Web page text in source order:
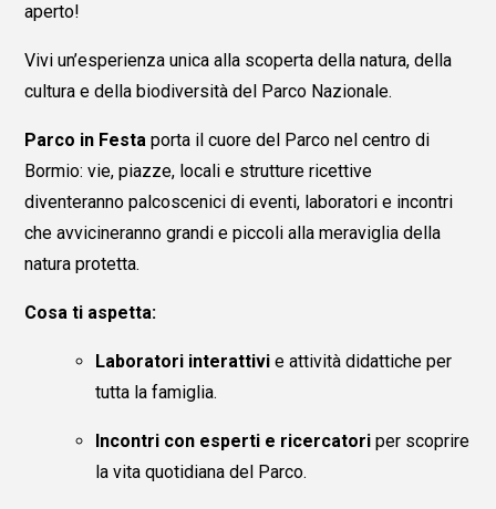
aperto!
Vivi un’esperienza unica alla scoperta della natura, della
cultura e della biodiversità del Parco Nazionale.
Parco in Festa porta il cuore del Parco nel centro di
Bormio: vie, piazze, locali e strutture ricettive
diventeranno palcoscenici di eventi, laboratori e incontri
che avvicineranno grandi e piccoli alla meraviglia della
natura protetta.
Cosa ti aspetta:
Laboratori interattivi e attività didattiche per
tutta la famiglia.
Incontri con esperti e ricercatori per scoprire
la vita quotidiana del Parco.